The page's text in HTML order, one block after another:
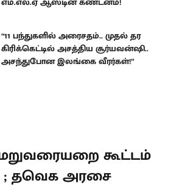
“11 பந்துகளில் அரைசதம்.. முதல் தர
கிரிக்கெட்டில் அசத்திய சூர்யவன்ஷி..
அசந்துபோன இலங்கை வீரர்கள்!”
கூட்டம்
; தவெக அரசை